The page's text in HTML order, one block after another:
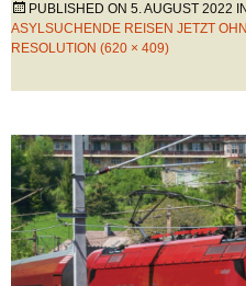
PUBLISHED ON 5. AUGUST 2022 IN
ASYLSUCHENDE REISEN JETZT
RESOLUTION (620 × 409)